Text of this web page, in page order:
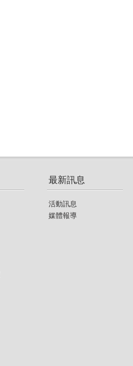
最新訊息
活動訊息
媒體報導